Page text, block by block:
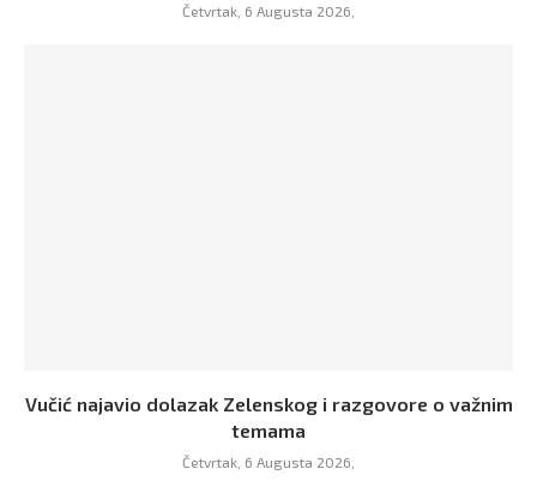
Četvrtak, 6 Augusta 2026,
Vučić najavio dolazak Zelenskog i razgovore o važnim
temama
Četvrtak, 6 Augusta 2026,